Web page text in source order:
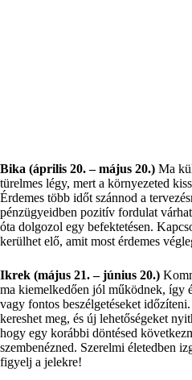
Bika (április 20. – május 20.) Ma
türelmes légy, mert a környezeted
Érdemes több időt szánnod a
pénzügyeidben pozitív fordulat
óta dolgozol egy befektetésen.
kerülhet elő, amit most érdemes
Ikrek (május 21. – június 20.)
ma kiemelkedően jól működnek, így
vagy fontos beszélgetéseket
kereshet meg, és új lehetőségeket
hogy egy korábbi döntésed
szembenézned. Szerelmi életedben
figyelj a jelekre!